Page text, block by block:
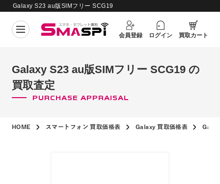
Galaxy S23 au版SIMフリー SCG19
会員登録 ログイン 買取カート
Galaxy S23 au版SIMフリー SCG19 の
買取査定
PURCHASE APPRAISAL
HOME スマートフォン 買取価格表 Galaxy 買取価格表